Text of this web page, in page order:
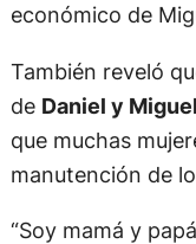
económico de
También reveló
de Daniel y
que muchas
manutención de
“Soy mamá y